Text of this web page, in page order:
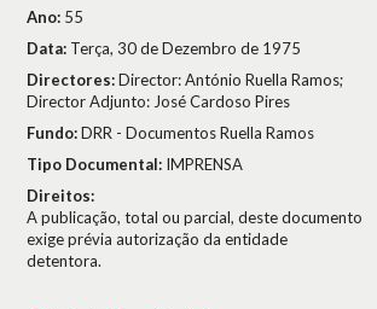
Ano: 55
Data: Terça, 30 de Dezembro de 1975
Directores:Director: António Ruella Ramos;
Director Adjunto: José Cardoso Pires
Fundo:DRR - Documentos Ruella Ramos
Tipo Documental: IMPRENSA
Direitos:
A publicação, total ou parcial, deste documento
exige prévia autorização da entidade
detentora.